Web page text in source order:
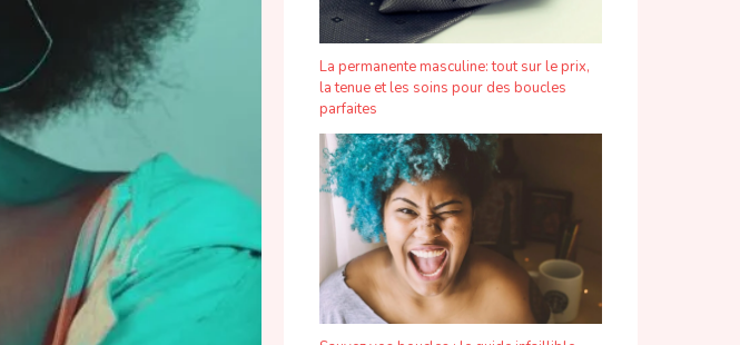
La permanente masculine: tout sur le prix,
la tenue et les soins pour des boucles
parfaites